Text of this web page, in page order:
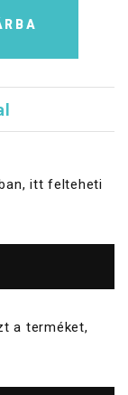
itt felteheti
a terméket,